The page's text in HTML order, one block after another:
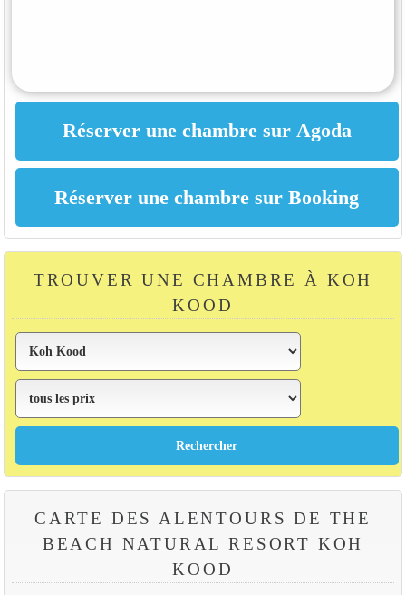
TROUVER UNE CHAMBRE À KOH
KOOD
CARTE DES ALENTOURS DE THE
BEACH NATURAL RESORT KOH
KOOD